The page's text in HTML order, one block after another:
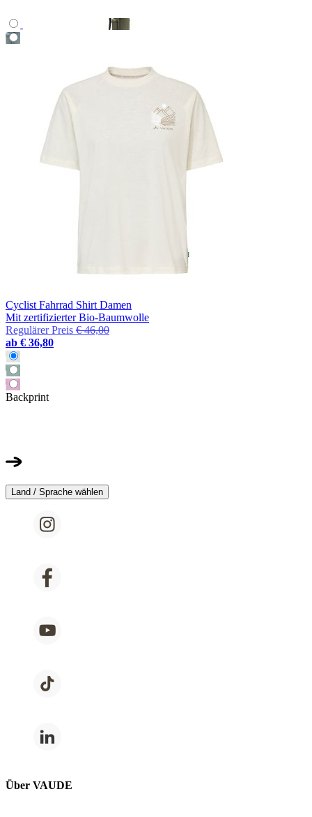
Cyclist Fahrrad Shirt Damen
Mit zertifizierter Bio-Baumwolle
Regulärer Preis € 46,00
ab € 36,80
Backprint
Land / Sprache wählen
Über VAUDE